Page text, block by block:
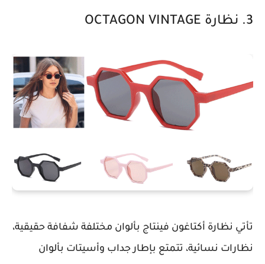
3. نظارة OCTAGON VINTAGE
تأتي نظارة أكتاغون فينتاج بألوان مختلفة شفافة حقيقية،
نظارات نسائية، تتمتع بإطار جداب وأسيتات بألوان